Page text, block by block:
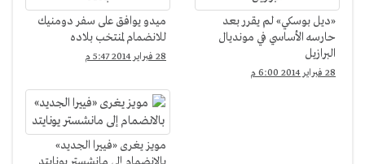
«ديل بوسكي» لم يقرر بعد
حارسه الأساسي في مونديال
البرازيل
28 فبراير 2014 6:00 م
ميدو يوافق على سفر دومنيك
للانضمام لمنتخب بلاده
28 فبراير 2014 5:47 م
مويز يغرى «فييرا الجديد»